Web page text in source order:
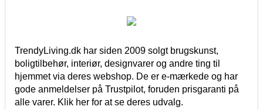
TrendyLiving.dk har siden 2009 solgt brugskunst,
boligtilbehør, interiør, designvarer og andre ting til
hjemmet via deres webshop. De er e-mærkede og har
gode anmeldelser på Trustpilot, foruden prisgaranti på
alle varer. Klik her for at se deres udvalg.